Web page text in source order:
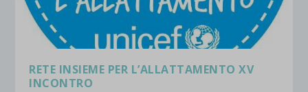
RETE INSIEME PER L’ALLATTAMENTO XV
INCONTRO
wp-settings-time-*
_ga_*
jetpackState[message]
rientrano nelle altre categorie specifiche o che non sono stati
esplicitamente categorizzati.
Mostra dettagli
et-saved-post*